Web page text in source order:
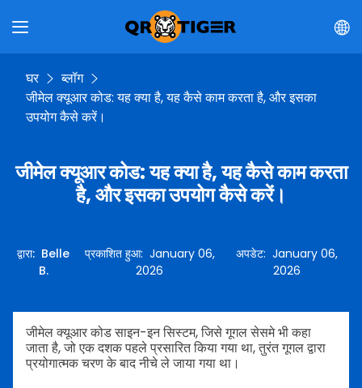
घर
ब्लॉग
जीमेल क्यूआर कोड: यह क्या है, यह कैसे काम करता है, और इसका
उपयोग कैसे करें।
जीमेल क्यूआर कोड: यह क्या है, यह कैसे काम करता
है, और इसका उपयोग कैसे करें।
द्वारा: Belle
B.
प्रकाशित हुआ: January 06,
2026
अपडेट:January 06,
2026
जीमेल क्यूआर कोड साइन-इन सिस्टम, जिसे गूगल सेसमे भी कहा
जाता है, जो एक दशक पहले प्रसारित किया गया था, तुरंत गूगल द्वारा
प्रयोगात्मक चरण के बाद नीचे ले जाया गया था।